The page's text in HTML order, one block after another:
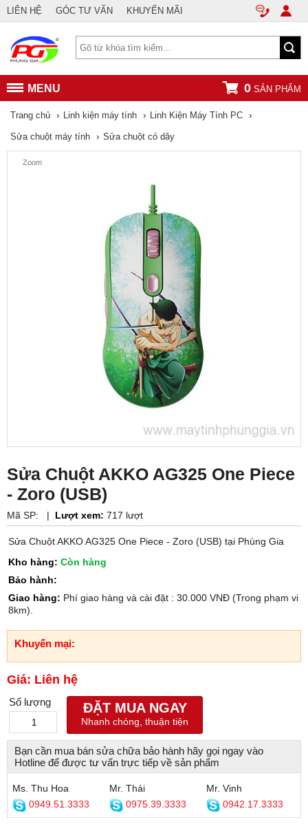
LIÊN HỆ GÓC TƯ VẤN KHUYẾN MÃI
MENU 0 SẢN PHẨM
Trang chủ › Linh kiện máy tính › Linh Kiện Máy Tính PC ›
Sửa chuột máy tính › Sửa chuột có dây
Zoom
Sửa Chuột AKKO AG325 One Piece
- Zoro (USB)
Mã SP: | Lượt xem: 717 lượt
Sửa Chuột AKKO AG325 One Piece - Zoro (USB) tại Phùng Gia
Kho hàng: Còn hàng
Bảo hành:
Giao hàng: Phí giao hàng và cài đặt : 30.000 VNĐ (Trong phạm vi
8km).
Khuyến mại:
Giá: Liên hệ
Số lượng ĐẶT MUA NGAY
Nhanh chóng, thuận tiện
Bạn cần mua bán sửa chữa bảo hành hãy gọi ngay vào
Hotline để được tư vấn trực tiếp về sản phẩm
Ms. Thu Hoa
0949.51.3333
Mr. Thái
0975.39.3333
Mr. Vinh
0942.17.3333